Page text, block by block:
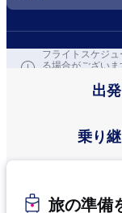
フライトスケジ
る場合がございま
出発
乗り
旅の準備